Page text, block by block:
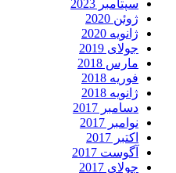
سپتامبر 2023
ژوئن 2020
ژانویه 2020
جولای 2019
مارس 2018
فوریه 2018
ژانویه 2018
دسامبر 2017
نوامبر 2017
اکتبر 2017
آگوست 2017
جولای 2017